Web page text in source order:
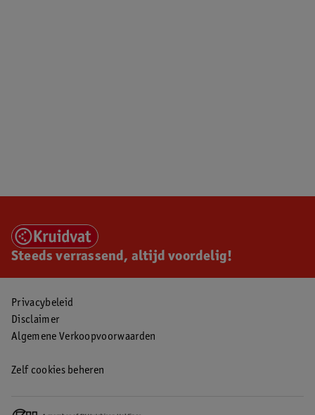
Steeds verrassend, altijd voordelig!
Privacybeleid
Disclaimer
Algemene Verkoopvoorwaarden
Zelf cookies beheren